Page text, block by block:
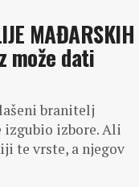
MAĐARSKIH
može dati
branitelj
izbore. Ali
te vrste, a njegov